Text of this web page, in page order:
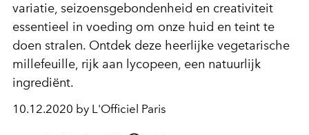
variatie, seizoensgebondenheid en creativiteit
essentieel in voeding om onze huid en teint te
doen stralen. Ontdek deze heerlijke vegetarische
millefeuille, rijk aan lycopeen, een natuurlijk
ingrediënt.
10.12.2020 by L'Officiel Paris